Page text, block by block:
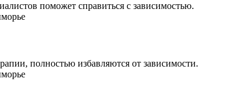
поможет справиться с зависимостью.
полностью избавляются от зависимости.